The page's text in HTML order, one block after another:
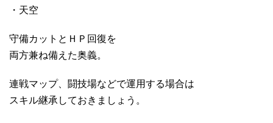
・天空
守備カットとＨＰ回復を
両方兼ね備えた奥義。
連戦マップ、闘技場などで運用する場合は
スキル継承しておきましょう。